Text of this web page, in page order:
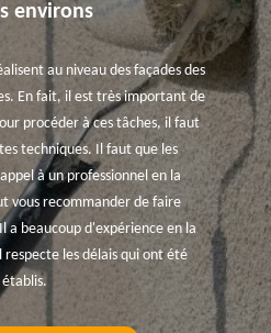
environs
au niveau des façades des
En fait, il est très important de
procéder à ces tâches, il faut
techniques. Il faut que les
à un professionnel en la
vous recommander de faire
a beaucoup d'expérience en la
les délais qui ont été
établis.